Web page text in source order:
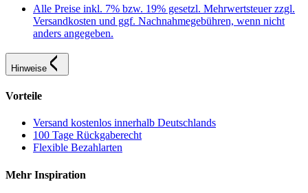
Alle Preise inkl. 7% bzw. 19% gesetzl. Mehrwertsteuer zzgl.
Versandkosten und ggf. Nachnahmegebühren, wenn nicht
anders angegeben.
Hinweise
Vorteile
Versand kostenlos innerhalb Deutschlands
100 Tage Rückgaberecht
Flexible Bezahlarten
Mehr Inspiration